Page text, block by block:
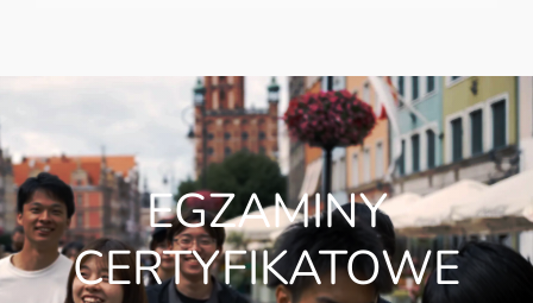
EGZAMINY
CERTYFIKATOWE